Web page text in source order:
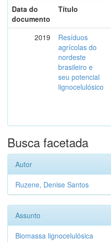
Data do
documento
Título
2019
Resíduos
agrícolas do
nordeste
brasileiro e
seu potencial
lignocelulósico
Busca facetada
Autor
Ruzene, Denise Santos
Assunto
Biomassa lignocelulósica